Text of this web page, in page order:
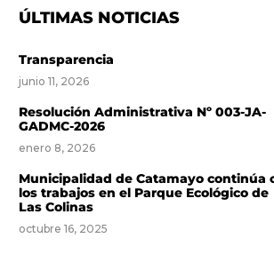
ÚLTIMAS NOTICIAS
Transparencia
junio 11, 2026
Resolución Administrativa Nº 003-JA-
GADMC-2026
enero 8, 2026
Municipalidad de Catamayo continúa
los trabajos en el Parque Ecológico de
Las Colinas
octubre 16, 2025